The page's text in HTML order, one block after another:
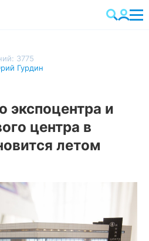
3775
Гурдин
экспоцентра и
центра в
летом